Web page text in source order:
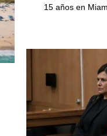
15 años en